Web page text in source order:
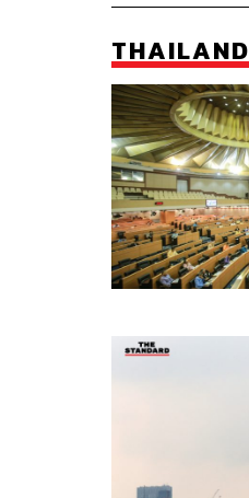
THAILAND